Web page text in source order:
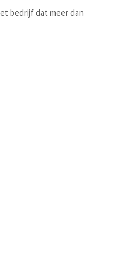
bedrijf dat meer dan